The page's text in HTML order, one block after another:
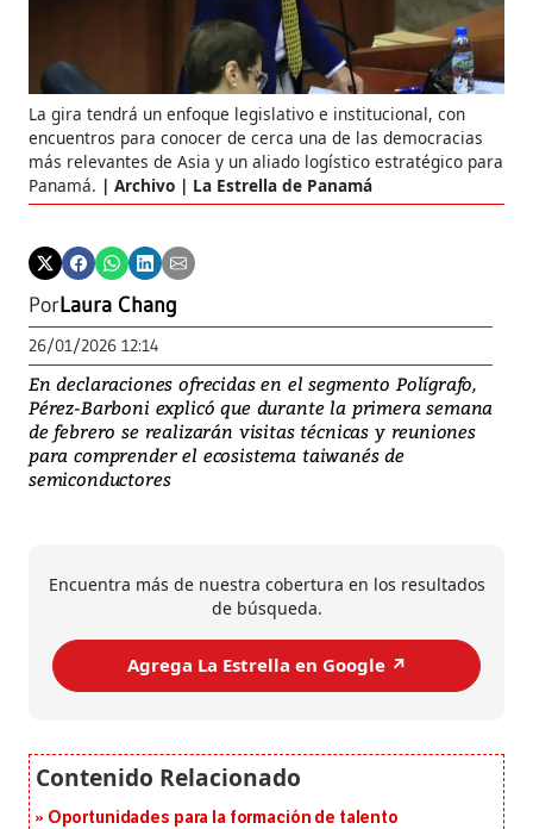
La gira tendrá un enfoque legislativo e institucional, con
encuentros para conocer de cerca una de las democracias
más relevantes de Asia y un aliado logístico estratégico para
Panamá.
Archivo | La Estrella de Panamá
PorLaura Chang
26/01/2026 12:14
En declaraciones ofrecidas en el segmento Polígrafo,
Pérez-Barboni explicó que durante la primera semana
de febrero se realizarán visitas técnicas y reuniones
para comprender el ecosistema taiwanés de
semiconductores
Encuentra más de nuestra cobertura en los resultados
de búsqueda.
Agrega La Estrella en Google ↗️
Oportunidades para la formación de talento